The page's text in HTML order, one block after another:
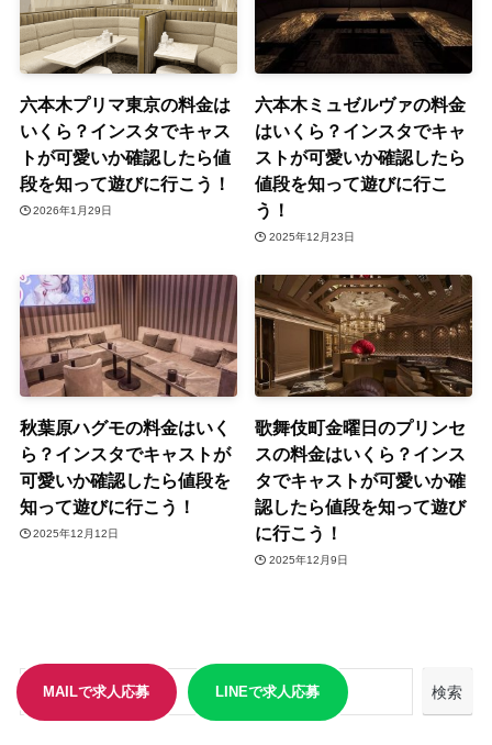
六本木プリマ東京の料金は
いくら？インスタでキャス
トが可愛いか確認したら値
段を知って遊びに行こう！
2026年1月29日
六本木ミュゼルヴァの料金
はいくら？インスタでキャ
ストが可愛いか確認したら
値段を知って遊びに行こ
う！
2025年12月23日
秋葉原ハグモの料金はいく
ら？インスタでキャストが
可愛いか確認したら値段を
知って遊びに行こう！
2025年12月12日
歌舞伎町金曜日のプリンセ
スの料金はいくら？インス
タでキャストが可愛いか確
認したら値段を知って遊び
に行こう！
2025年12月9日
検索
MAILで求人応募 LINEで求人応募